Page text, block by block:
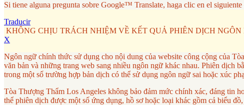
Si tiene alguna pregunta sobre Google™ Translate, haga clic en el siguiente
Traducir
KHÔNG CHỊU TRÁCH NHIỆM VỀ KẾT QUẢ PHIÊN DỊCH NGÔN
X
Ngôn ngữ chính thức sử dụng cho nội dung của website công cộng của
văn bản và những trang web sang nhiều ngôn ngữ khác nhau. Phiên dịch
trong một số trường hợp bản dịch có thể sử dụng ngôn ngữ sai hoặc xúc
Tòa Thượng Thẩm Los Angeles không bảo đảm mức chính xác, đáng tin
thể phiên dịch được một số ứng dụng, hồ sơ hoặc loại khác gồm cả biểu